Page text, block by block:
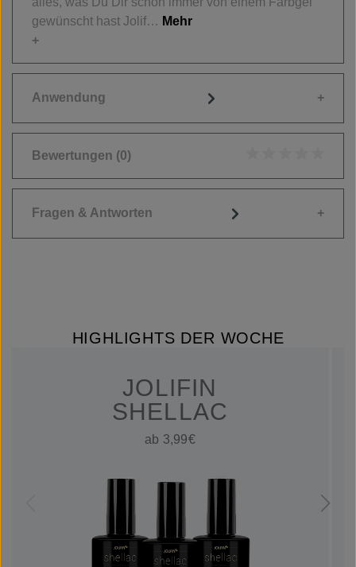
gewünscht hast Jolif… Mehr
Anwendung
Bewertungen (0)
Fragen & Antworten
HIGHLIGHTS DER WOCHE
JOLIFIN
SHELLAC
ab 3,99€